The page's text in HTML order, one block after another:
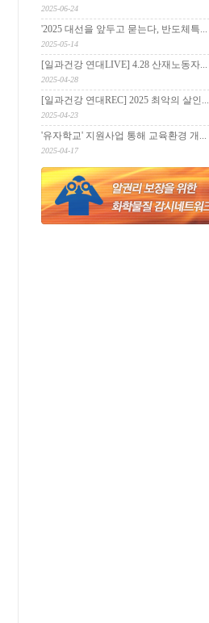
2025-06-24
'2025 대선을 앞두고 묻는다, 반도체특...
2025-05-14
[일과건강 연대LIVE] 4.28 산재노동자...
2025-04-28
[일과건강 연대REC] 2025 최악의 살인...
2025-04-23
'유자학교' 지원사업 통해 교육환경 개...
2025-04-17